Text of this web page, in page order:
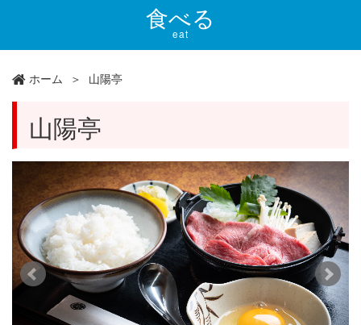
コ
a
o
食べる
eat
ホーム 山陽亭
山陽亭